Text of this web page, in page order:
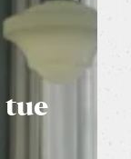
tue